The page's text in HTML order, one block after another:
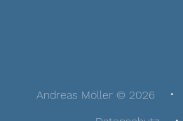
Andreas Möller © 2026